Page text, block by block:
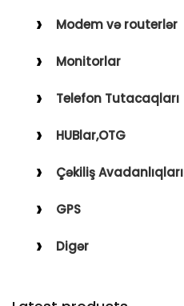
Modem və routerlər
Monitorlar
Telefon Tutacaqları
HUBlar,OTG
Çəkiliş Avadanlıqları
GPS
Digər